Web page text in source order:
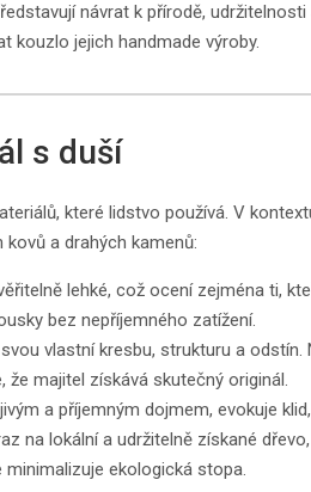
návrat k přírodě,
kouzlo jejich handmade výroby.
s duší
které lidstvo používá. V
a drahých kamenů:
lehké, což ocení zejména ti,
bez nepříjemného zatížení.
vlastní kresbu, strukturu a odstín.
majitel získává skutečný originál.
a příjemným dojmem, evokuje
na lokální a udržitelně získané
ekologická stopa.